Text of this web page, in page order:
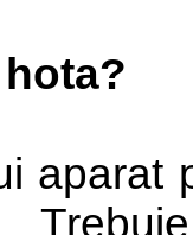
aparat